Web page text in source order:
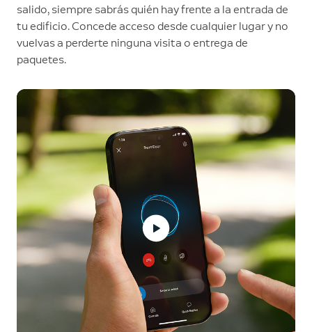
salido, siempre sabrás quién hay frente a la entrada de
tu edificio. Concede acceso desde cualquier lugar y no
vuelvas a perderte ninguna visita o entrega de
paquetes.